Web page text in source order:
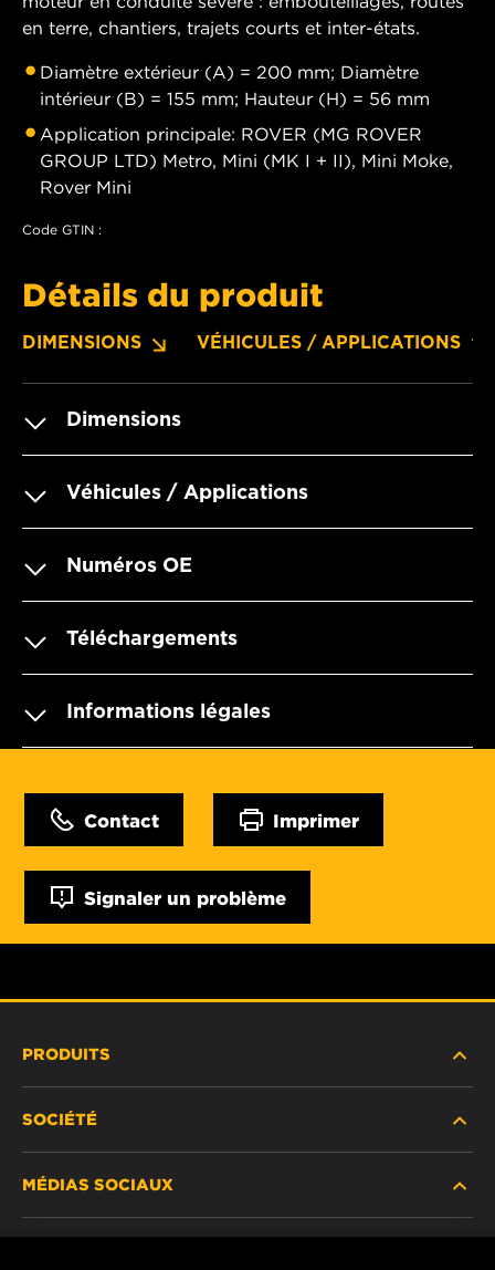
en terre, chantiers, trajets courts et inter-états.
Diamètre extérieur (A) = 200 mm; Diamètre
intérieur (B) = 155 mm; Hauteur (H) = 56 mm
Application principale: ROVER (MG ROVER
GROUP LTD) Metro, Mini (MK I + II), Mini Moke,
Rover Mini
Code GTIN :
Détails du produit
DIMENSIONS VÉHICULES / APPLICATIONS
Dimensions
Véhicules / Applications
Numéros OE
Téléchargements
Informations légales
Contact Imprimer
Signaler un problème
PRODUITS
PRODUITS ABANDONNÉS / REMPLACÉS
SOCIÉTÉ
MÉDIAS SOCIAUX